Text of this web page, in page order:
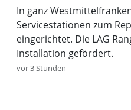
In ganz
Servicestationen zum
eingerichtet. Die LAG
Installation gefördert.
vor 3 Stunden